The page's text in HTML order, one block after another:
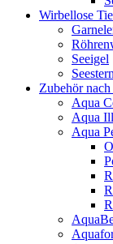
Wirbellose
Seeigel
Zubehör
Aqua
Aqua
Aqua